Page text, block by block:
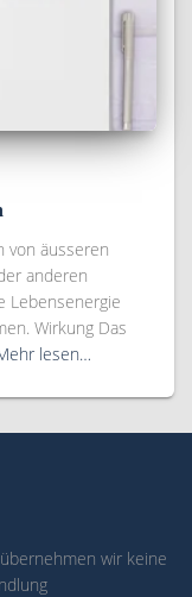
von äusseren
anderen
Lebensenergie
Wirkung Das
lesen…
wir keine